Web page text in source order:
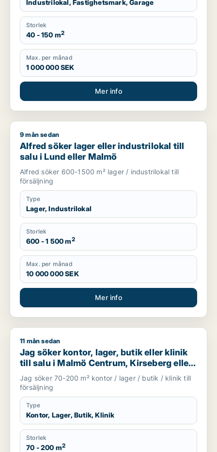
Industrilokal, Fastighetsmark, Garage
Storlek
40 - 150 m2
Max. per månad
1 000 000 SEK
Mer info
Alfred söker lager eller industrilokal till salu i Lund eller
9 mån sedan
Alfred söker lager eller industrilokal till
salu i Lund eller Malmö
Alfred söker 600-1500 m² lager / industrilokal till
försäljning
Type
Lager, Industrilokal
Storlek
600 - 1 500 m2
Max. per månad
10 000 000 SEK
Mer info
Jag söker kontor, lager, butik eller klinik till salu i Malmö
11 mån sedan
Jag söker kontor, lager, butik eller klinik
till salu i Malmö Centrum, Kirseberg eller
Husie m.fl.
Jag söker 70-200 m² kontor / lager / butik / klinik till
försäljning
Type
Kontor, Lager, Butik, Klinik
Storlek
70 - 200 m2